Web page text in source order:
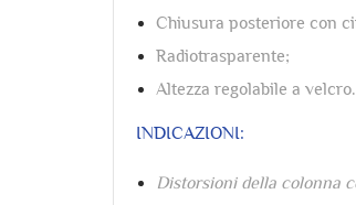
Chiusura posteriore con
Radiotrasparente;
Altezza regolabile a velcro.
INDICAZIONI:
Distorsioni della colonna